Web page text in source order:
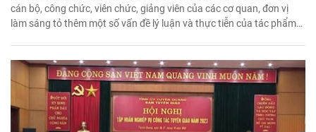
cán bộ, công chức, viên chức, giảng viên của các cơ quan, đơn vị
làm sáng tỏ thêm một số vấn đề lý luận và thực tiễn của tác phẩm…